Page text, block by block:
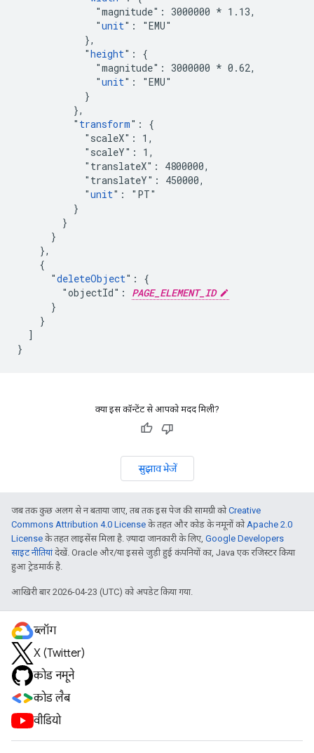
              "magnitude": 3000000
* 1.13,
              "
unit": "EMU"
            },
            "
height": {
              "magnitude": 3000000 *
0.62,
              "
unit": "EMU"
            }
          },
          "
transform": {
            "scaleX": 1,
            "scaleY": 1,
            "translateX": 4800000,
            "translateY": 450000,
            "
unit": "PT"
          }
        }
      }
    },
    {
      "
deleteObject": {
        "objectId":
PAGE_ELEMENT_ID
      }
    }
  ]
}
क्या इस कॉन्टेंट से आपको मदद मिली?
सुझाव भेजें
जब तक कुछ अलग से न बताया जाए, तब तक इस पेज की सामग्री कोCreative
Commons Attribution 4.0 License के तहत और कोड के नमूनों कोApache 2.0
License के तहत लाइसेंस मिला है. ज़्यादा जानकारी के लिए, Google Developers
साइट नीतियांदेखें. Oracle और/या इससे जुड़ी हुई कंपनियों का, Java एक रजिस्टर किया
हुआ ट्रेडमार्क है.
आखिरी बार 2026-04-23 (UTC) को अपडेट किया गया.
ब्लॉग
X (Twitter)
कोड नमूने
कोड लैब
वीडियो